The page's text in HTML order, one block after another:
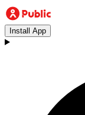
Install App